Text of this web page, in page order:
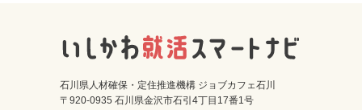
石川県人材確保・定住推進機構 ジョブカフェ石川
〒920-0935 石川県金沢市石引4丁目17番1号